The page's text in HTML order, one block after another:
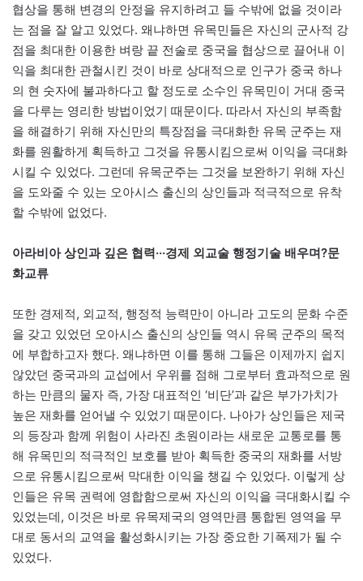
협상을 통해 변경의 안정을 유지하려고 들 수밖에 없을 것이라
는 점을 잘 알고 있었다. 왜냐하면 유목민들은 자신의 군사적 강
점을 최대한 이용한 벼랑 끝 전술로 중국을 협상으로 끌어내 이
익을 최대한 관철시킨 것이 바로 상대적으로 인구가 중국 하나
의 현 숫자에 불과하다고 할 정도로 소수인 유목민이 거대 중국
을 다루는 영리한 방법이었기 때문이다. 따라서 자신의 부족함
을 해결하기 위해 자신만의 특장점을 극대화한 유목 군주는 재
화를 원활하게 획득하고 그것을 유통시킴으로써 이익을 극대화
시킬 수 있었다. 그런데 유목군주는 그것을 보완하기 위해 자신
을 도와줄 수 있는 오아시스 출신의 상인들과 적극적으로 유착
할 수밖에 없었다.
아라비아 상인과 깊은 협력···경제 외교술 행정기술 배우며?문
화교류
또한 경제적, 외교적, 행정적 능력만이 아니라 고도의 문화 수준
을 갖고 있었던 오아시스 출신의 상인들 역시 유목 군주의 목적
에 부합하고자 했다. 왜냐하면 이를 통해 그들은 이제까지 쉽지
않았던 중국과의 교섭에서 우위를 점해 그로부터 효과적으로 원
하는 만큼의 물자 즉, 가장 대표적인 ‘비단’과 같은 부가가치가
높은 재화를 얻어낼 수 있었기 때문이다. 나아가 상인들은 제국
의 등장과 함께 위험이 사라진 초원이라는 새로운 교통로를 통
해 유목민의 적극적인 보호를 받아 획득한 중국의 재화를 서방
으로 유통시킴으로써 막대한 이익을 챙길 수 있었다. 이렇게 상
인들은 유목 권력에 영합함으로써 자신의 이익을 극대화시킬 수
있었는데, 이것은 바로 유목제국의 영역만큼 통합된 영역을 무
대로 동서의 교역을 활성화시키는 가장 중요한 기폭제가 될 수
있었다.